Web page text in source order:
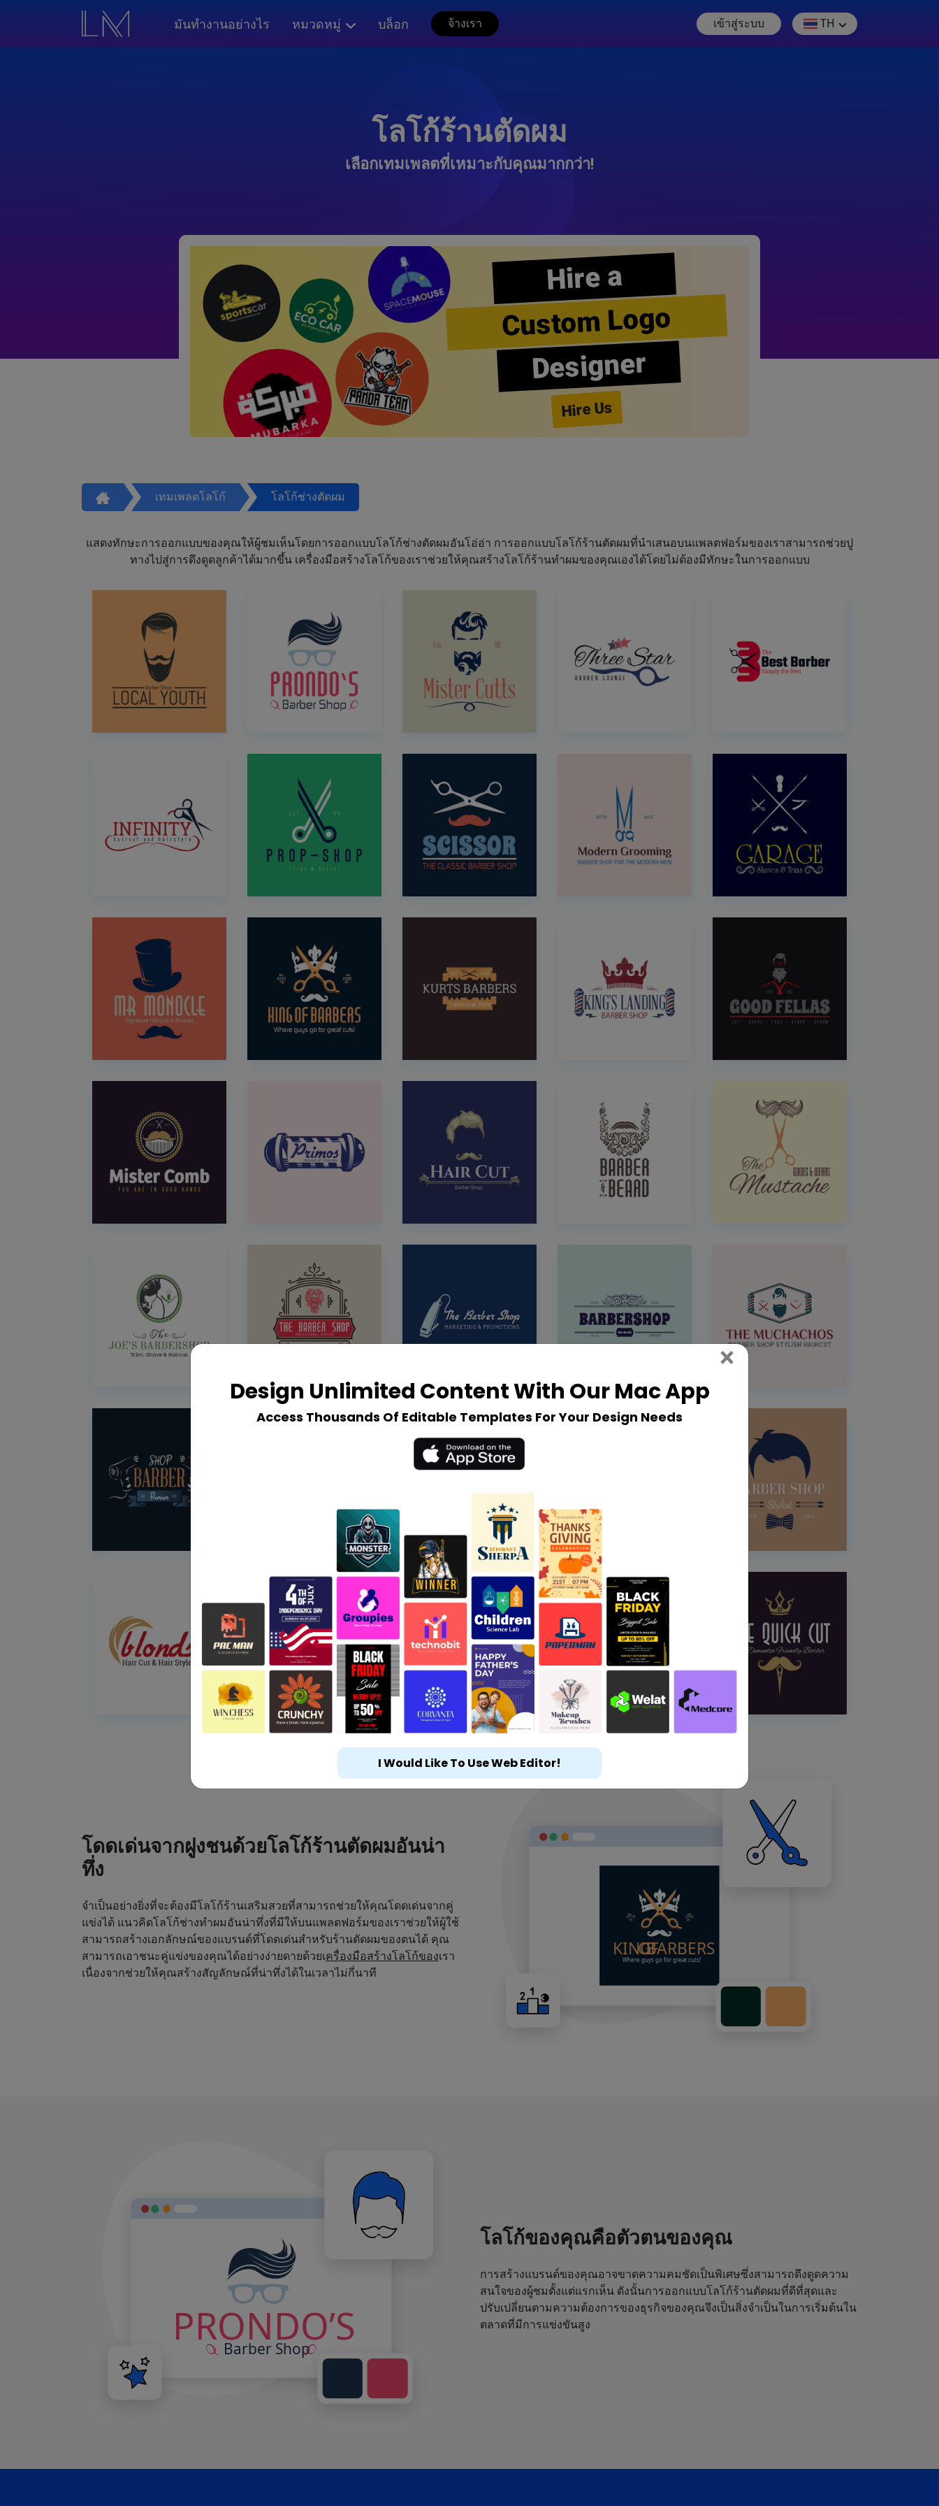
มันทำงานอย่างไร หมวดหมู่ บล็อก จ้างเรา เข้าสู่ระบบ TH
โลโก้ร้านตัดผม
เลือกเทมเพลตที่เหมาะกับคุณมากกว่า!
Hire a
Custom Logo
Designer
Hire Us
เทมเพลตโลโก้ โลโก้ช่างตัดผม
แสดงทักษะการออกแบบของคุณให้ผู้ชมเห็นโดยการออกแบบโลโก้ช่างตัดผมอันโอ่อ่า การออกแบบโลโก้ร้านตัดผมที่นำเสนอบนแพลตฟอร์มของเราสามารถช่วยปู
ทางไปสู่การดึงดูดลูกค้าได้มากขึ้น เครื่องมือสร้างโลโก้ของเราช่วยให้คุณสร้างโลโก้ร้านทำผมของคุณเองได้โดยไม่ต้องมีทักษะในการออกแบบ
โดดเด่นจากฝูงชนด้วยโลโก้ร้านตัดผมอันน่า
ทึ่ง
จำเป็นอย่างยิ่งที่จะต้องมีโลโก้ร้านเสริมสวยที่สามารถช่วยให้คุณโดดเด่นจากคู่
แข่งได้ แนวคิดโลโก้ช่างทำผมอันน่าทึ่งที่มีให้บนแพลตฟอร์มของเราช่วยให้ผู้ใช้
สามารถสร้างเอกลักษณ์ของแบรนด์ที่โดดเด่นสำหรับร้านตัดผมของตนได้ คุณ
สามารถเอาชนะคู่แข่งของคุณได้อย่างง่ายดายด้วยเครื่องมือสร้างโลโก้ของเรา
เนื่องจากช่วยให้คุณสร้างสัญลักษณ์ที่น่าทึ่งได้ในเวลาไม่กี่นาที
โลโก้ของคุณคือตัวตนของคุณ
การสร้างแบรนด์ของคุณอาจขาดความคมชัดเป็นพิเศษซึ่งสามารถดึงดูดความ
สนใจของผู้ชมตั้งแต่แรกเห็น ดังนั้นการออกแบบโลโก้ร้านตัดผมที่ดีที่สุดและ
ปรับเปลี่ยนตามความต้องการของธุรกิจของคุณจึงเป็นสิ่งจำเป็นในการเริ่มต้นใน
ตลาดที่มีการแข่งขันสูง
Design Unlimited Content With Our Mac App
Access Thousands Of Editable Templates For Your Design Needs
× Close
I Would Like To Use Web Editor!